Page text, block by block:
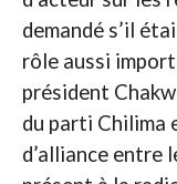
demandé s’il
rôle aussi
président
du parti Chilima
d’alliance entre